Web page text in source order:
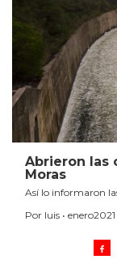
Abrieron las
Moras
Así lo informaron
Por luis • enero2021